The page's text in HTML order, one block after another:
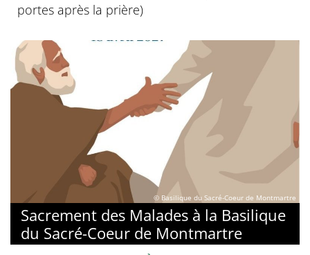
portes après la prière)
© Basilique du Sacré-Coeur de Montmartre
Sacrement des Malades à la Basilique
du Sacré-Coeur de Montmartre